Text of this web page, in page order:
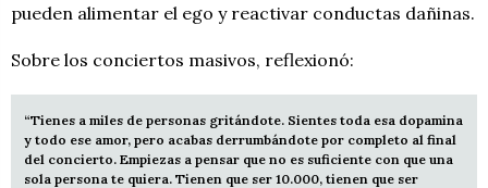
pueden alimentar el ego y reactivar conductas dañinas.
Sobre los conciertos masivos, reflexionó:
“Tienes a miles de personas gritándote. Sientes toda esa dopamina
y todo ese amor, pero acabas derrumbándote por completo al final
del concierto. Empiezas a pensar que no es suficiente con que una
sola persona te quiera. Tienen que ser 10.000, tienen que ser